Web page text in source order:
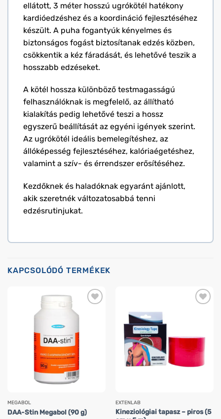
ellátott, 3 méter hosszú ugrókötél hatékony
kardióedzéshez és a koordináció fejlesztéséhez
készült. A puha fogantyúk kényelmes és
biztonságos fogást biztosítanak edzés közben,
csökkentik a kéz fáradását, és lehetővé teszik a
hosszabb edzéseket.
A kötél hossza különböző testmagasságú
felhasználóknak is megfelelő, az állítható
kialakítás pedig lehetővé teszi a hossz
egyszerű beállítását az egyéni igények szerint.
Az ugrókötél ideális bemelegítéshez, az
állóképesség fejlesztéséhez, kalóriaégetéshez,
valamint a szív- és érrendszer erősítéséhez.
Kezdőknek és haladóknak egyaránt ajánlott,
akik szeretnék változatosabbá tenni
edzésrutinjukat.
KAPCSOLÓDÓ TERMÉKEK
MEGABOL
DAA-Stin Megabol (90 g)
EXTENLAB
Kineziológiai tapasz – piros (5